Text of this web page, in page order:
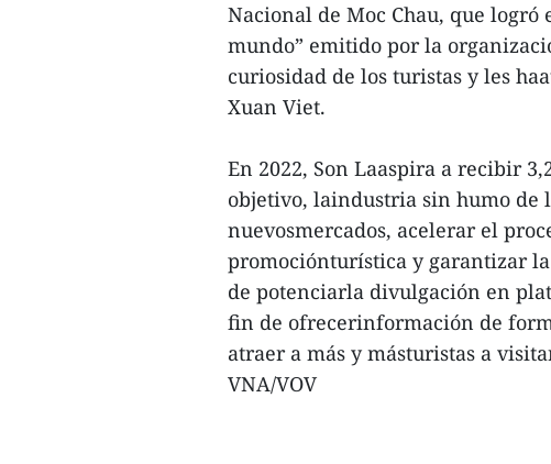
Nacional de Moc Chau, que
mundo” emitido por la
curiosidad de los turistas y les
Xuan Viet.
En 2022, Son Laaspira a recibir
objetivo, laindustria sin humo de
nuevosmercados, acelerar el
promociónturística y garantizar
de potenciarla divulgación en
fin de ofrecerinformación de
atraer a más y másturistas a
VNA/VOV